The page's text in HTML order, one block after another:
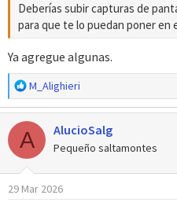
Deberías subir capturas de
para que te lo puedan poner en
Ya agregue algunas.
R
e
a
c
c
i
o
n
M_Alighieri
A AlucioSalg
Pequeño saltamontes
29 Mar 2026